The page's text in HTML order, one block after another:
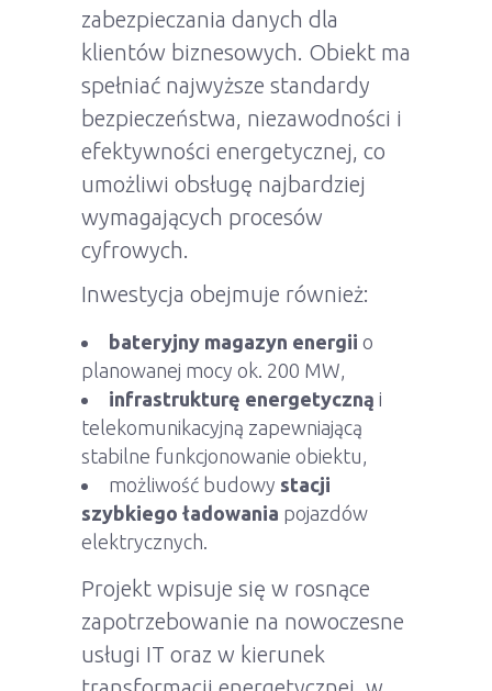
zabezpieczania danych dla
klientów biznesowych. Obiekt ma
spełniać najwyższe standardy
bezpieczeństwa, niezawodności i
efektywności energetycznej, co
umożliwi obsługę najbardziej
wymagających procesów
cyfrowych.
Inwestycja obejmuje również:
bateryjny magazyn energii o
planowanej mocy ok. 200 MW,
infrastrukturę energetyczną i
telekomunikacyjną zapewniającą
stabilne funkcjonowanie obiektu,
możliwość budowy stacji
szybkiego ładowania pojazdów
elektrycznych.
Projekt wpisuje się w rosnące
zapotrzebowanie na nowoczesne
usługi IT oraz w kierunek